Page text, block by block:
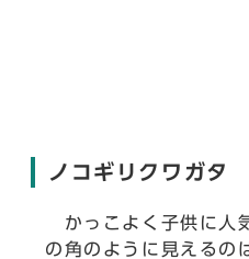
ノコギリクワガタ
かっこよく子供に人
の角のように見えるの